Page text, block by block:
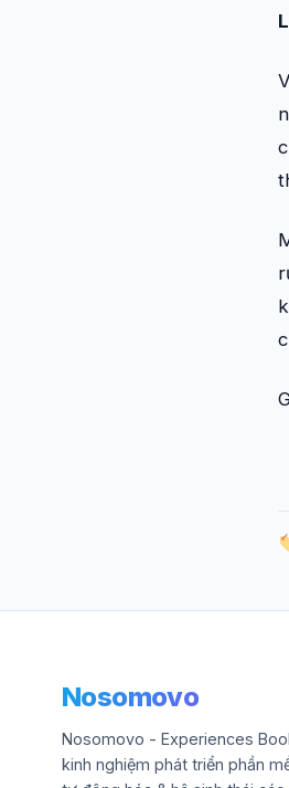
Nosomovo
Nosomovo - Experiences
kinh nghiệm phát triển phần